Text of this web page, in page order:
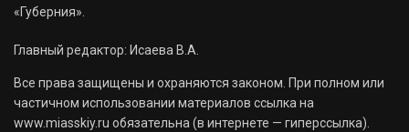
«Губерния».
Главный редактор: Исаева В.А.
Все права защищены и охраняются законом. При полном или
частичном использовании материалов ссылка на
www.miasskiy.ru обязательна (в интернете — гиперссылка).